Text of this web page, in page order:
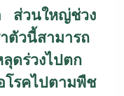
ส่วนใหญ่ช่วง
ตัวนี้สามารถ
ดร่วงไปตก
รคไปตามพืช